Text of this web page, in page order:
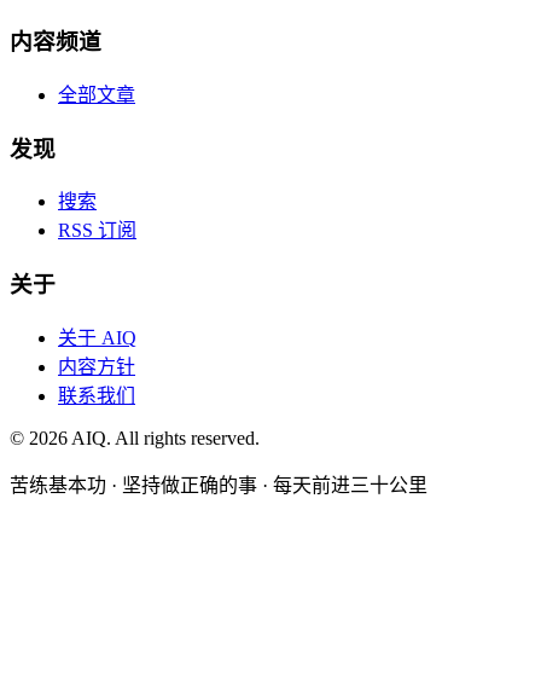
内容频道
全部文章
发现
搜索
RSS 订阅
关于
关于 AIQ
内容方针
联系我们
© 2026 AIQ. All rights reserved.
苦练基本功 · 坚持做正确的事 · 每天前进三十公里